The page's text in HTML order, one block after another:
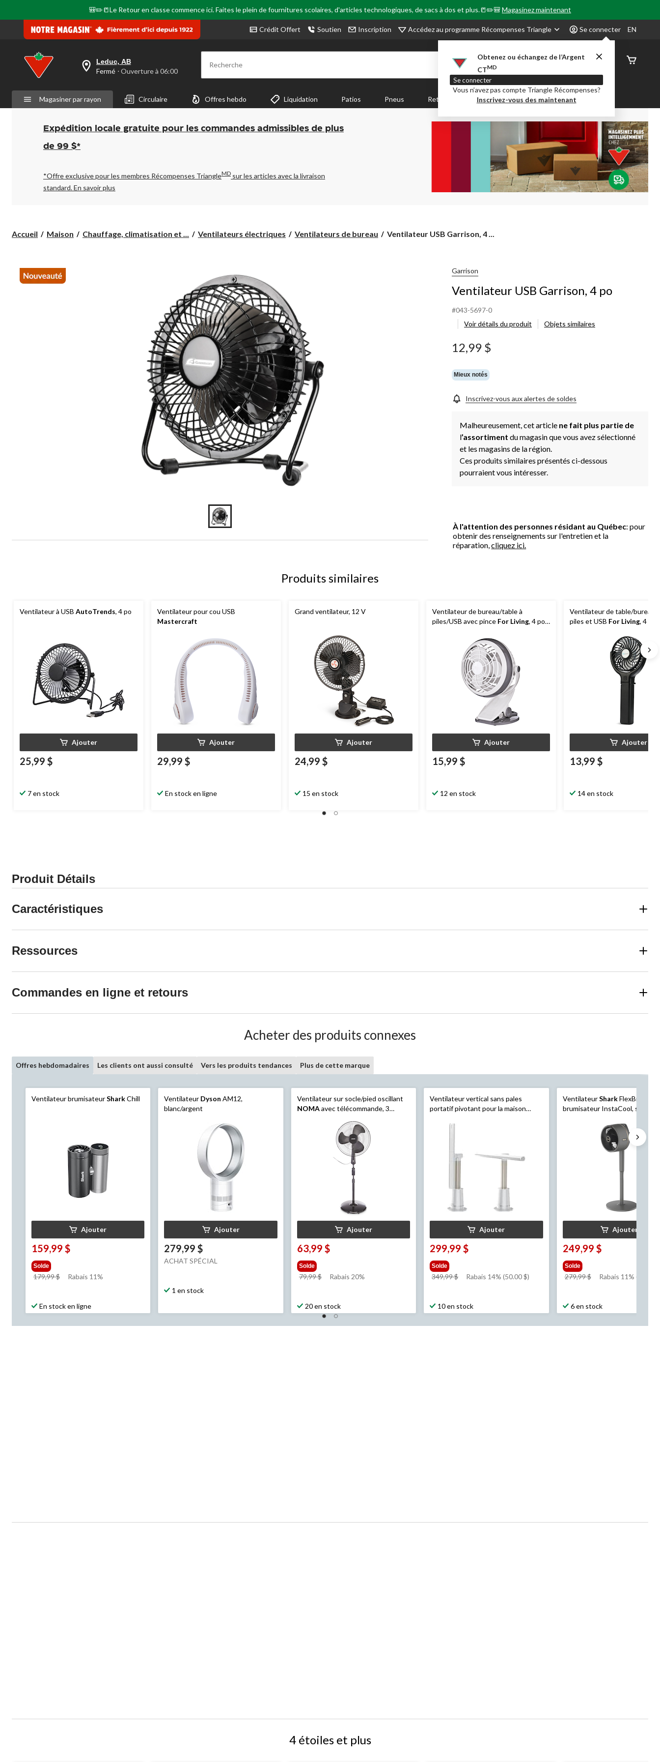
🎒✏️📒Le Retour en classe commence ici. Faites le plein de fournitures scolaires, d'articles technologiques, de sacs à dos et plus.📒✏️🎒Magasinez maintenant
Crédit Offert Soutien Inscription Accédez au programme Récompenses Triangle Se connecter
Obtenez ou échangez de l’Argent
CTMD
Se connecter
Vous n’avez pas compte Triangle Récompenses?
Inscrivez-vous des maintenant
EN
votre
est
Leduc,
AB,
Fermé,
Ouverture
à
pour
changer
Leduc, AB
Fermé ⋅ Ouverture à 06:00 Recherche
État de
Magasiner par rayon Circulaire Offres hebdo Liquidation Patios Pneus Retour en Classe Party City Centre-auto
Expédition locale gratuite pour les commandes admissibles de plus
de 99 $*
*Offre exclusive pour les membres Récompenses TriangleMD sur les articles avec la livraison
standard.En savoir plus
Accueil Maison Chauffage, climatisation et ... Ventilateurs électriques Ventilateurs de bureau
Ventilateur
Ventilateur USB Garrison, 4 ...
Garrison
Ventilateur USB Garrison, 4 po
#043-5697-0
Voir détails du produit
Objets similaires
12,99 $
Mieux notés
Inscrivez-vous aux alertes de soldes
Malheureusement, cet article ne fait plus partie de
l’assortiment du magasin que vous avez sélectionné
et les magasins de la région.
Ces produits similaires présentés ci-dessous
pourraient vous intéresser.
À l'attention des personnes résidant au Québec: pour
obtenir des renseignements sur l'entretien et la
réparation,cliquez ici.
Produits similaires
Ventilateur à USB AutoTrends, 4 po
Ajouter
25,99 $
7 en stock
Ventilateur pour cou USB
Mastercraft
Ajouter
29,99 $
En stock en ligne
Grand ventilateur, 12 V
Ajouter
24,99 $
15 en stock
Ventilateur de bureau/table à
piles/USB avec pince For Living, 4 po,
Ajouter
15,99 $
12 en stock
Ventilateur de table/bureau
piles et USB For Living, 4 po,
Ajouter
13,99 $
14 en stock
Produit Détails
Caractéristiques
Ressources
Commandes en ligne et retours
Acheter des produits connexes
Offres hebdomadaires Les clients ont aussi consulté Vers les produits tendances Plus de cette marque
Ventilateur brumisateurSharkChill
Ajouter
159,99 $
Solde
179,99 $
prixRabais 11%
En stock en ligne
Ventilateur Dyson AM12,
blanc/argent
Ajouter
279,99 $
ACHAT SPÉCIAL
1 en stock
Ventilateur sur socle/pied oscillant
NOMAavec télécommande, 3
Ajouter
63,99 $
Solde
79,99 $
prixRabais 20%
20 en stock
Ventilateur vertical sans pales
portatif pivotant pour la maison
Ajouter
299,99 $
Solde
349,99 $
prixRabais 14% (50.00 $)
10 en stock
VentilateurSharkFlexBreeze
brumisateur InstaCool, sans ou
sur table, autonomie de 24
Ajouter
249,99 $
Solde
279,99 $
prixRabais 11% (30.00
6 en stock
4 étoiles et plus